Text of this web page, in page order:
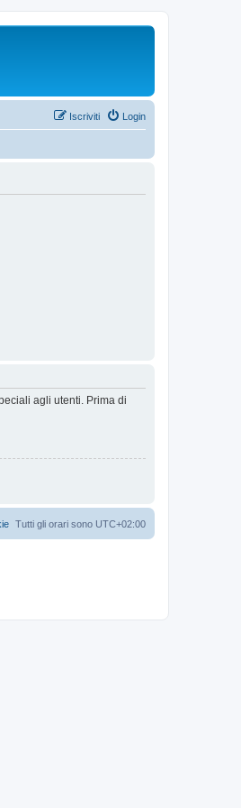
Login
Iscriviti
agli utenti. Prima di
Tutti gli orari sono UTC+02:00